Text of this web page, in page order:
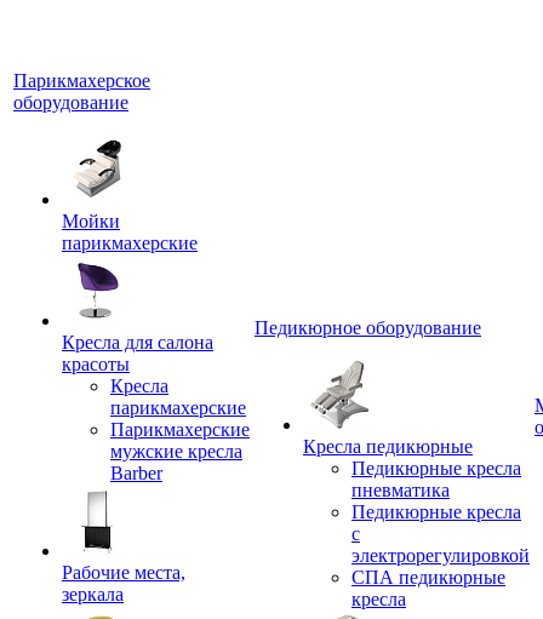
Парикмахерское
оборудование
Мойки
парикмахерские
Кресла для салона
красоты
Кресла
парикмахерские
Парикмахерские
мужские кресла
Barber
Рабочие места,
зеркала
Педикюрное оборудование
Кресла педикюрные
Педикюрные кресла
пневматика
Педикюрные кресла
с
электрорегулировкой
СПА педикюрные
кресла